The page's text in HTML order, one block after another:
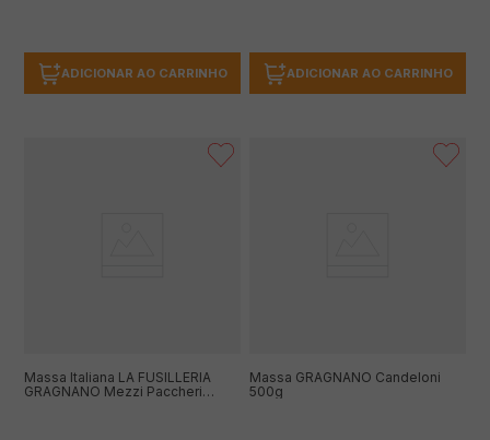
ADICIONAR AO CARRINHO ADICIONAR AO CARRINHO
Massa Italiana LA FUSILLERIA
GRAGNANO Mezzi Paccheri
Massa GRAGNANO Candeloni
500g